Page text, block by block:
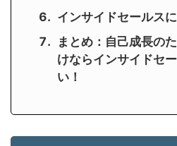
インサイドセールス
まとめ：自己成長の
けならインサイドセ
い！